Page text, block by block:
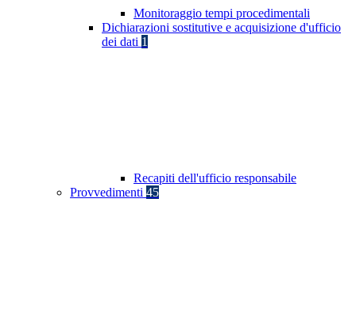
Monitoraggio tempi procedimentali
Dichiarazioni sostitutive e acquisizione d'ufficio
dei dati 1
Recapiti dell'ufficio responsabile
Provvedimenti 45